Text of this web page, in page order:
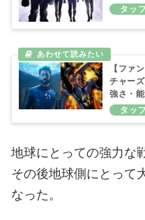
【ファ
チャー
強さ・
地球にとっての強力な
その後地球側にとって
なった。